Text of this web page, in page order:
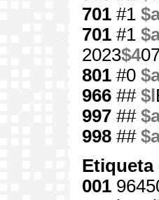
701 #1
701 #1
2023$4
801 #0
966 ## $l
997 ##
998 ##
Etiqueta
001